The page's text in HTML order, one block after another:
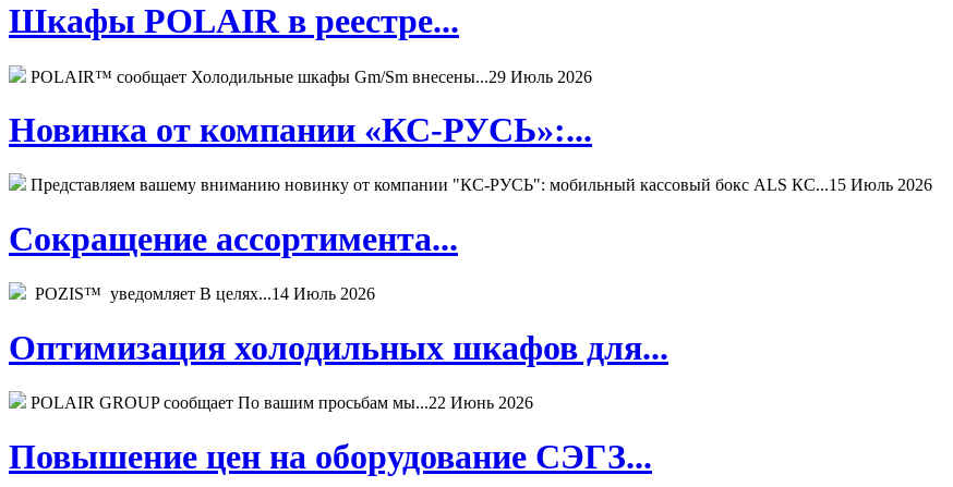
Шкафы POLAIR в реестре...
POLAIR™ сообщает Холодильные шкафы Gm/Sm внесены...29 Июль 2026
Новинка от компании «КС-РУСЬ»:...
Представляем вашему вниманию новинку от компании "КС-РУСЬ": мобильный кассовый бокс ALS КС...15 Июль 2026
Сокращение ассортимента...
POZIS™ уведомляет В целях...14 Июль 2026
Оптимизация холодильных шкафов для...
POLAIR GROUP сообщает По вашим просьбам мы...22 Июнь 2026
Повышение цен на оборудование СЭГЗ...